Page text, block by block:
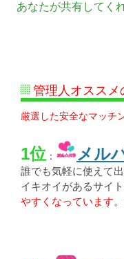
あなたが共有してく
管理人オススメ
厳選した安全なマッチ
1位： メル
誰でも気軽に使えて
イキオイがあるサイト
やすくなっています